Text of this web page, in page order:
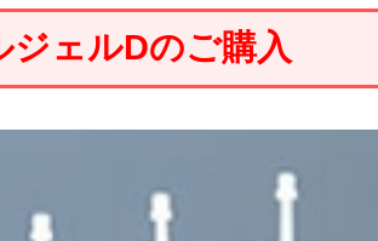
ジェルDのご購入